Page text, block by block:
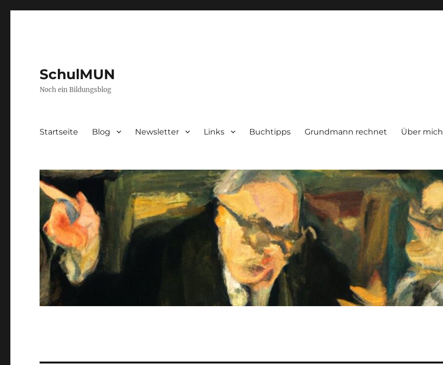
SchulMUN
Noch ein Bildungsblog
Startseite Blog Newsletter Links Buchtipps Grundmann rechnet Über mich